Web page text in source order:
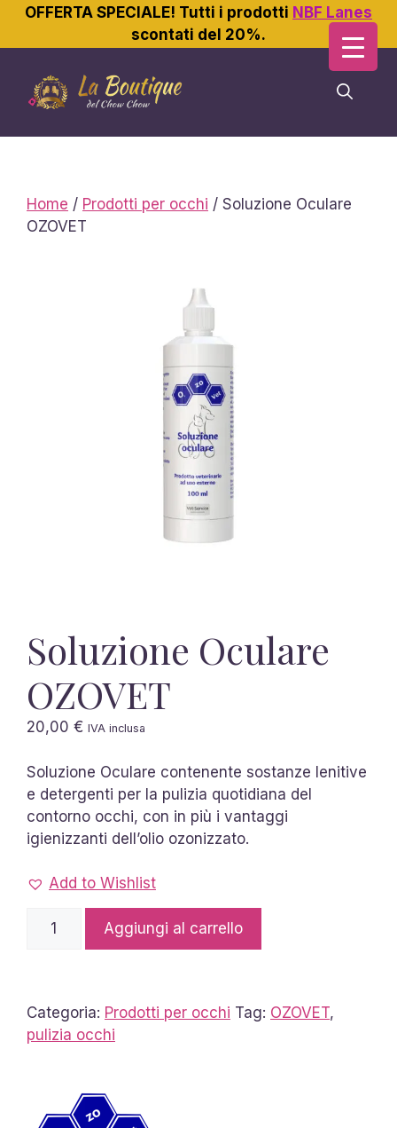
OFFERTA SPECIALE! Tutti i prodotti NBF Lanes
scontati del 20%.
contenuto
Home / Prodotti per occhi / Soluzione Oculare
OZOVET
Soluzione Oculare
OZOVET
20,00 € IVA inclusa
Soluzione Oculare contenente sostanze lenitive
e detergenti per la pulizia quotidiana del
contorno occhi, con in più i vantaggi
igienizzanti dell’olio ozonizzato.
Add to Wishlist
Soluzione
Aggiungi al carrello
Categoria: Prodotti per occhi Tag: OZOVET,
pulizia occhi